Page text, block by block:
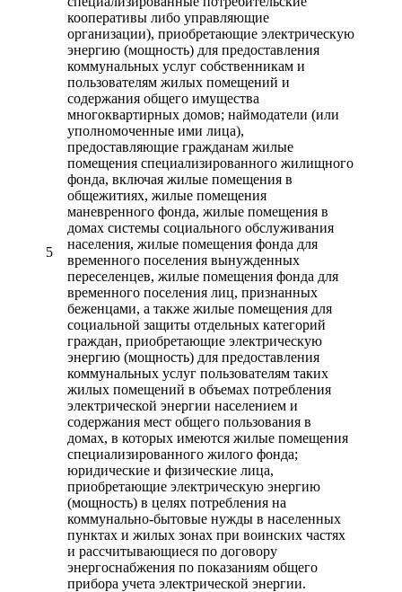
5
кооперативы либо управляющие
организации), приобретающие электрическую
энергию (мощность) для предоставления
коммунальных услуг собственникам и
пользователям жилых помещений и
содержания общего имущества
многоквартирных домов; наймодатели (или
уполномоченные ими лица),
предоставляющие гражданам жилые
помещения специализированного жилищного
фонда, включая жилые помещения в
общежитиях, жилые помещения
маневренного фонда, жилые помещения в
домах системы социального обслуживания
населения, жилые помещения фонда для
временного поселения вынужденных
переселенцев, жилые помещения фонда для
временного поселения лиц, признанных
беженцами, а также жилые помещения для
социальной защиты отдельных категорий
граждан, приобретающие электрическую
энергию (мощность) для предоставления
коммунальных услуг пользователям таких
жилых помещений в объемах потребления
электрической энергии населением и
содержания мест общего пользования в
домах, в которых имеются жилые помещения
специализированного жилого фонда;
юридические и физические лица,
приобретающие электрическую энергию
(мощность) в целях потребления на
коммунально-бытовые нужды в населенных
пунктах и жилых зонах при воинских частях
и рассчитывающиеся по договору
энергоснабжения по показаниям общего
прибора учета электрической энергии.